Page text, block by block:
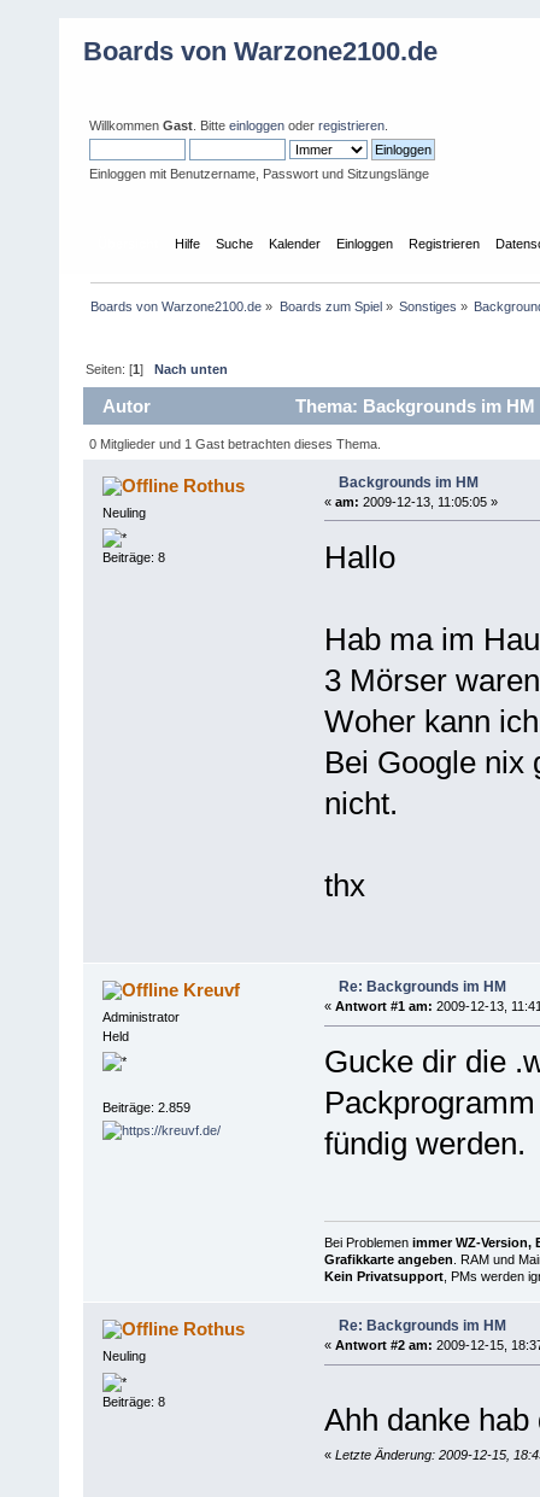
Boards von Warzone2100.de
Willkommen Gast . Bitte einloggen oder registrieren
Einloggen mit Benutzername, Passwort und Sitzungslänge
Hilfe Suche Kalender Einloggen Registrieren
Boards von Warzone2100.de » Boards zum Spiel» Sonstiges »
Seiten: [1]Nach unten
Autor Thema: Backgrounds im
0 Mitglieder und 1 Gast betrachten dieses Thema.
Rothus
Neuling
Beiträge: 8
Backgrounds im HM
« am: 2009-12-13, 11:05:05 »
Hallo
Hab ma im
3 Mörser
Woher kann
Bei Google nix
nicht.
thx
Kreuvf
Administrator
Held
Beiträge: 2.859
Re: Backgrounds im HM
« Antwort #1 am: 2009-12-13,
Gucke dir die
fündig werden.
Bei Problemen immer WZ-Version,
Grafikkarte angeben. RAM und
Kein Privatsupport, PMs werden
Rothus
Neuling
Beiträge: 8
Re: Backgrounds im HM
« Antwort #2 am: 2009-12-15,
Ahh danke
« Letzte Änderung: 2009-12-15,